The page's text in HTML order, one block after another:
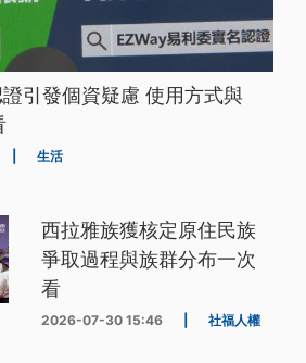
引發個資疑慮 使用方式與
生活
西拉雅族獲核定原住民族
爭取過程與族群分布一次
看
2026-07-30 15:46 社福人權